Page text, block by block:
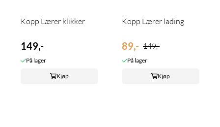
Kopp Lærer klikker
149,-
På lager
Kjøp
Kopp Lærer lading
89,- 149,-
På lager
Kjøp